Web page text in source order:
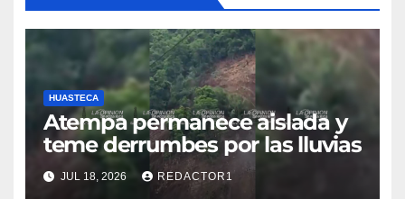
HUASTECA
Atempa permanece aislada y
teme derrumbes por las lluvias
JUL 18, 2026 REDACTOR1